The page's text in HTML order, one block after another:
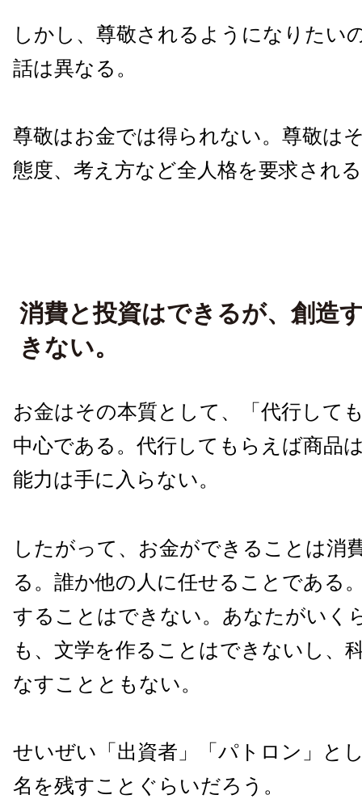
しかし、尊敬されるようになりたい
話は異なる。
尊敬はお金では得られない。尊敬は
態度、考え方など全人格を要求され
消費と投資はできるが、創造
きない。
お金はその本質として、「代行して
中心である。代行してもらえば商品
能力は手に入らない。
したがって、お金ができることは消
る。誰か他の人に任せることである
することはできない。あなたがいく
も、文学を作ることはできないし、
なすことともない。
せいぜい「出資者」「パトロン」と
名を残すことぐらいだろう。